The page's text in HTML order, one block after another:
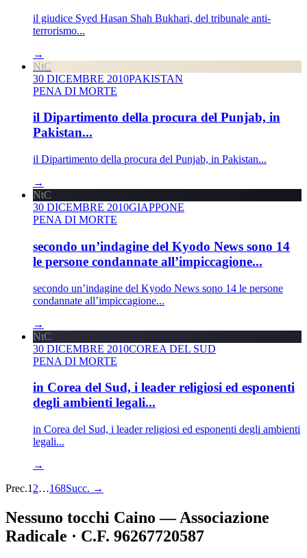
il giudice Syed Hasan Shah Bukhari, del tribunale anti-
terrorismo...
→
NtC
30 DICEMBRE 2010PAKISTAN
PENA DI MORTE
il Dipartimento della procura del Punjab, in
Pakistan...
il Dipartimento della procura del Punjab, in Pakistan...
→
NtC
30 DICEMBRE 2010GIAPPONE
PENA DI MORTE
secondo un’indagine del Kyodo News sono 14
le persone condannate all’impiccagione...
secondo un’indagine del Kyodo News sono 14 le persone
condannate all’impiccagione...
→
NtC
30 DICEMBRE 2010COREA DEL SUD
PENA DI MORTE
in Corea del Sud, i leader religiosi ed esponenti
degli ambienti legali...
in Corea del Sud, i leader religiosi ed esponenti degli ambienti
legali...
→
Prec.1 2…168Succ. →
Nessuno tocchi Caino — Associazione
Radicale · C.F. 96267720587